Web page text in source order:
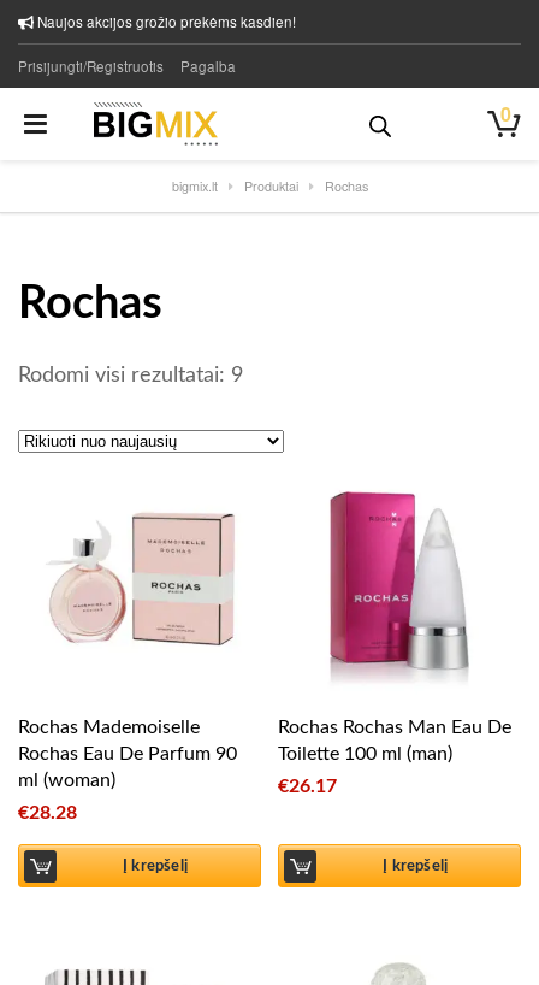
Naujos akcijos grožio prekėms kasdien!
Prisijungti/Registruotis Pagalba
0
bigmix.lt Produktai Rochas
Rochas
Rodomi visi rezultatai: 9Rūšiuojama pagal naujausią
Rochas Mademoiselle
Rochas Eau De Parfum 90
ml (woman)
€28.28
Į krepšelį
Rochas Rochas Man Eau De
Toilette 100 ml (man)
€26.17
Į krepšelį